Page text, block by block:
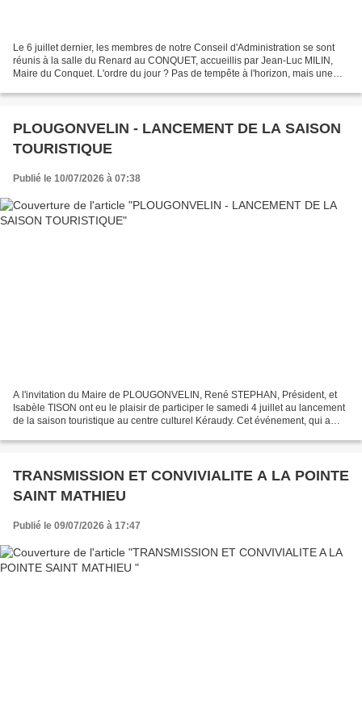
Le 6 juillet dernier, les membres de notre Conseil d'Administration se sont
réunis à la salle du Renard au CONQUET, accueillis par Jean-Luc MILIN,
Maire du Conquet. L'ordre du jour ? Pas de tempête à l'horizon, mais une
PLOUGONVELIN - LANCEMENT DE LA SAISON
TOURISTIQUE
Publié le 10/07/2026 à 07:38
A l'invitation du Maire de PLOUGONVELIN, René STEPHAN, Président, et
Isabèle TISON ont eu le plaisir de participer le samedi 4 juillet au lancement
de la saison touristique au centre culturel Kéraudy. Cet événement, qui a
TRANSMISSION ET CONVIVIALITE A LA POINTE
SAINT MATHIEU
Publié le 09/07/2026 à 17:47